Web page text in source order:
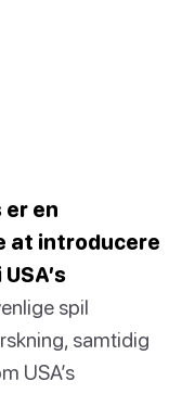
er en
at introducere
spil
samtidig
USA’s